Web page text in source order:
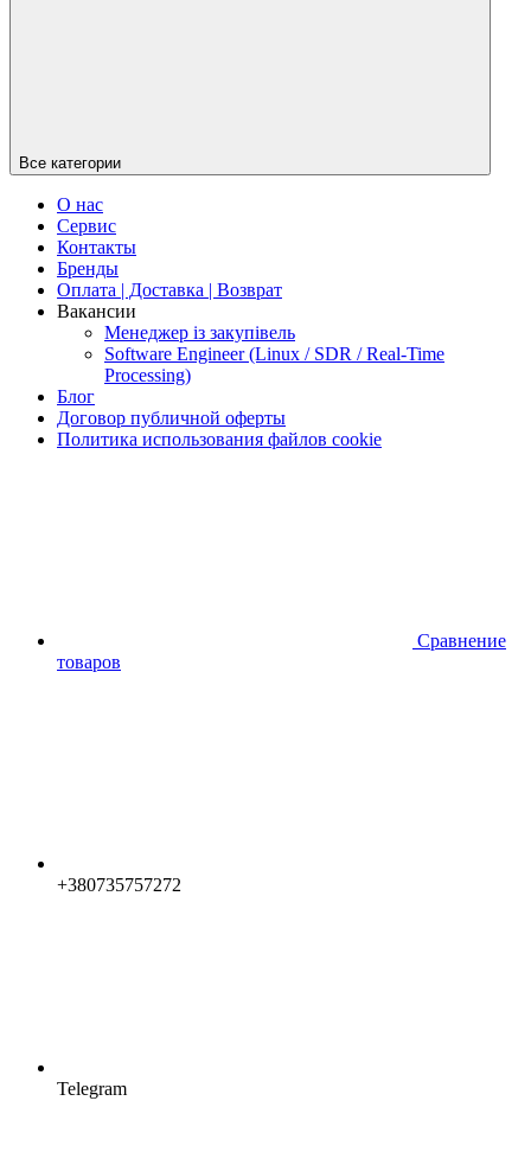
Все категории
О нас
Сервис
Контакты
Бренды
Оплата | Доставка | Возврат
Вакансии
Менеджер із закупівель
Software Engineer (Linux / SDR / Real-Time
Processing)
Блог
Договор публичной оферты
Политика использования файлов cookie
Сравнение
товаров
+380735757272
Telegram